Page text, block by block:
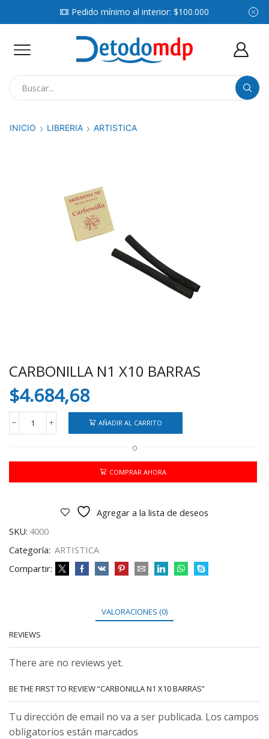
Pedido mínimo al interior: $100.000
INICIO LIBRERIA ARTISTICA
CARBONILLA N1 X10 BARRAS
$4.684,68
CARBONILLA
N1
BARRAS
AÑADIR AL CARRITO
O
COMPRAR AHORA
Agregar a la lista de deseos
SKU: 4000
Categoría: ARTISTICA
Compartir:
VALORACIONES (0)
REVIEWS
There are no reviews yet.
BE THE FIRST TO REVIEW “CARBONILLA N1 X10 BARRAS”
Tu dirección de email no va a ser publicada. Los campos
obligatorios están marcados